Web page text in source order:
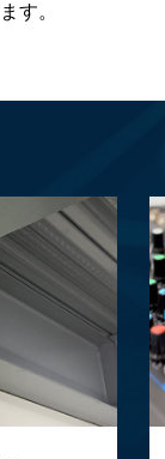
す。